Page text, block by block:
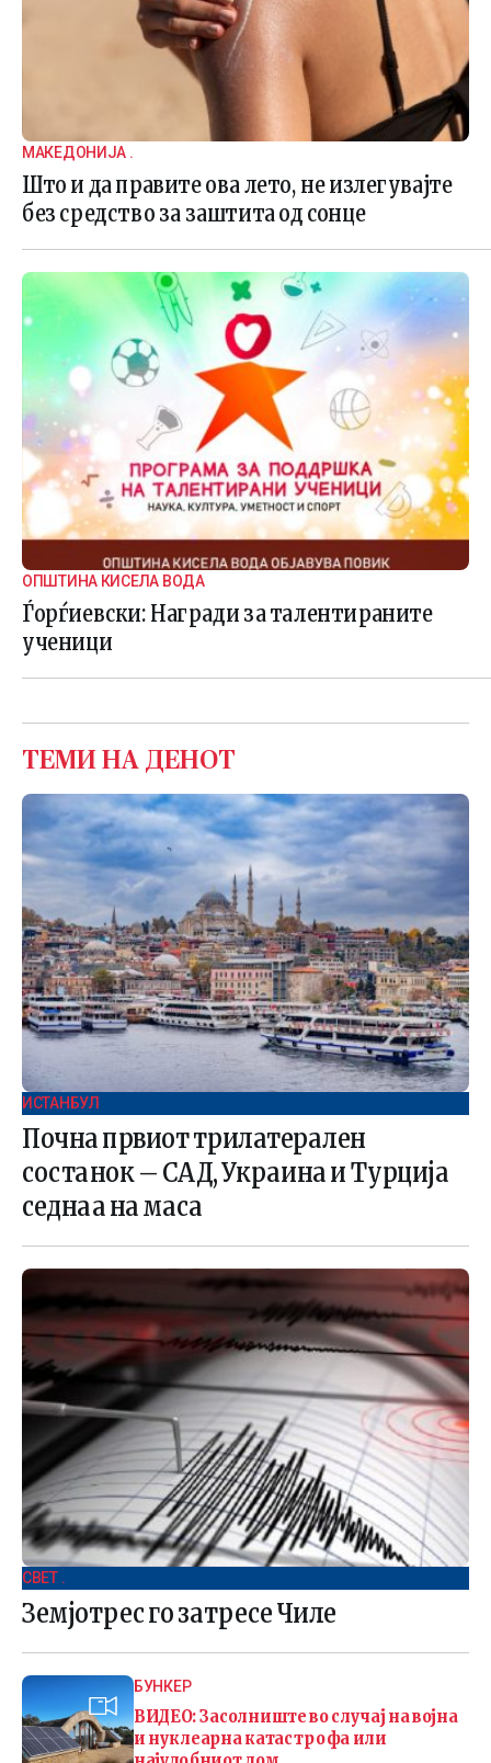
МАКЕДОНИЈА .
Што и да правите ова лето, не излегувајте
без средство за заштита од сонце
ОПШТИНА КИСЕЛА ВОДА
Ѓорѓиевски: Награди за талентираните
ученици
ТЕМИ НА ДЕНОТ
ИСТАНБУЛ
Почна првиот трилатерален
состанок – САД, Украина и Турција
седнаа на маса
СВЕТ .
Земјотрес го затресе Чиле
БУНКЕР
ВИДЕО: Засолниште во случај на војна
и нуклеарна катастрофа или